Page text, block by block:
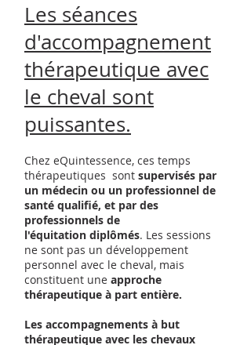
​Les séances
d'accompagnement
thérapeutique avec
le cheval sont
puissantes.
Chez eQuintessence, ces temps
thérapeutiques sont supervisés par
un médecin ou un professionnel de
santé qualifié, et par des
professionnels de
l'équitation diplômés. Les sessions
ne sont pas un développement
personnel avec le cheval, mais
constituent une approche
thérapeutique à part entière.
Les accompagnements à but
thérapeutique avec les chevaux